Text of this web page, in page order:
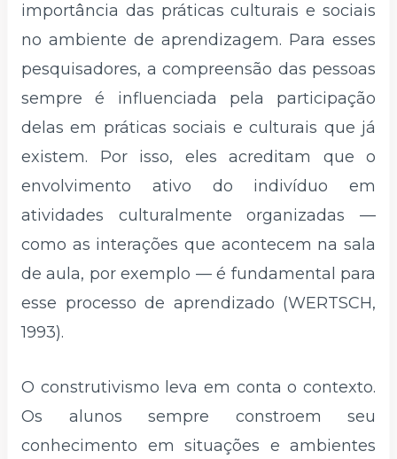
importância das práticas culturais e sociais
no ambiente de aprendizagem. Para esses
pesquisadores, a compreensão das pessoas
sempre é influenciada pela participação
delas em práticas sociais e culturais que já
existem. Por isso, eles acreditam que o
envolvimento ativo do indivíduo em
atividades culturalmente organizadas —
como as interações que acontecem na sala
de aula, por exemplo — é fundamental para
esse processo de aprendizado (WERTSCH,
1993).
O construtivismo leva em conta o contexto.
Os alunos sempre constroem seu
conhecimento em situações e ambientes